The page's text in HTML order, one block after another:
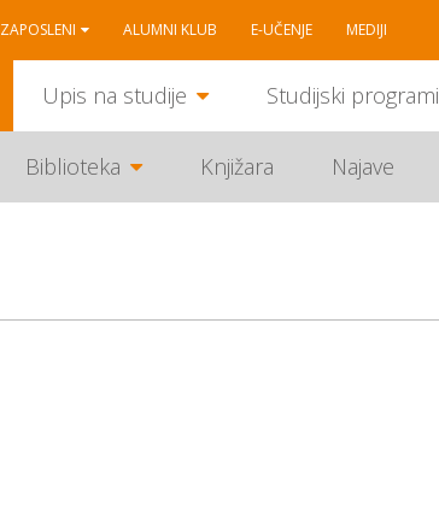
ZAPOSLENI ALUMNI KLUB E-UČENJE MEDIJI
Upis na studije Studijski programi
Biblioteka Knjižara Najave